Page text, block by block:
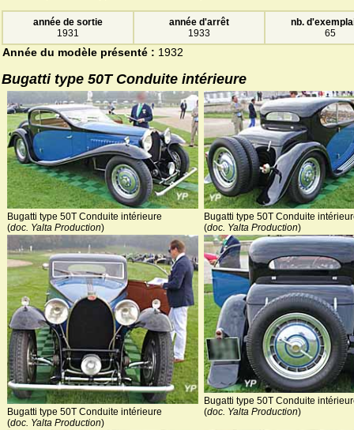
année de sortie
1931
année d'arrêt
1933
nb.
65
Année du modèle présenté : 1932
Bugatti type 50T Conduite intérieure
Bugatti type 50T Conduite intérieure
(doc. Yalta Production)
Bugatti type 50T Conduite
(doc. Yalta Production)
Bugatti type 50T Conduite intérieure
(doc. Yalta Production)
Bugatti type 50T Conduite
(doc. Yalta Production)